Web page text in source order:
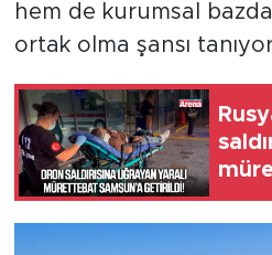
hem de kurumsal
ortak olma şansı